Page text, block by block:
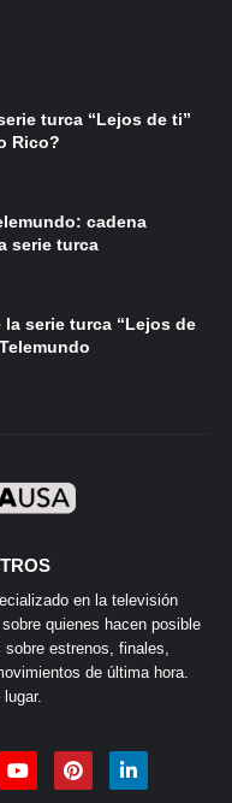
turca “Lejos de ti”
Rico?
cadena
serie turca
la serie turca “Lejos de
en la televisión
quienes hacen posible
estrenos, finales,
de última hora.